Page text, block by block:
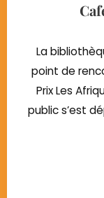
La
point de
Prix Les
public s’est